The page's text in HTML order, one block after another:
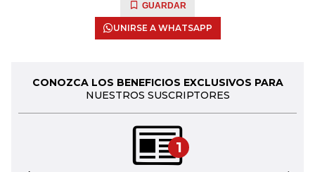
GUARDAR
UNIRSE A WHATSAPP
CONOZCA LOS BENEFICIOS EXCLUSIVOS PARA
NUESTROS SUSCRIPTORES
1